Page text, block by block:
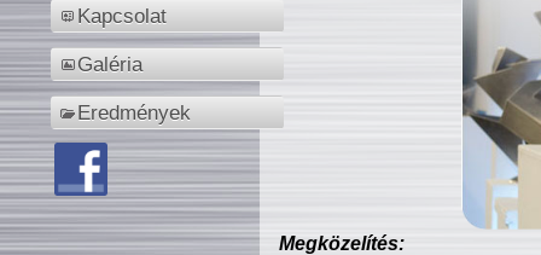
Kapcsolat
Galéria
Eredmények
Megközelítés: